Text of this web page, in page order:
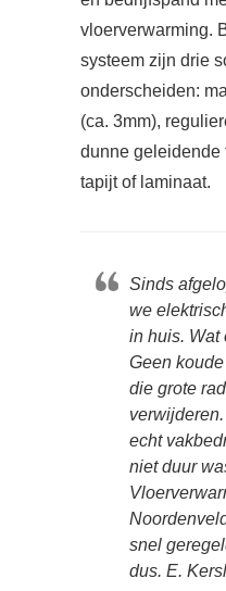
vloerverwarming.
systeem zijn drie
onderscheiden:
(ca. 3mm),
dunne geleidende
tapijt of laminaat.
Sinds
we
in huis. Wat
Geen
die grote
echt
niet duur
snel
dus. E.